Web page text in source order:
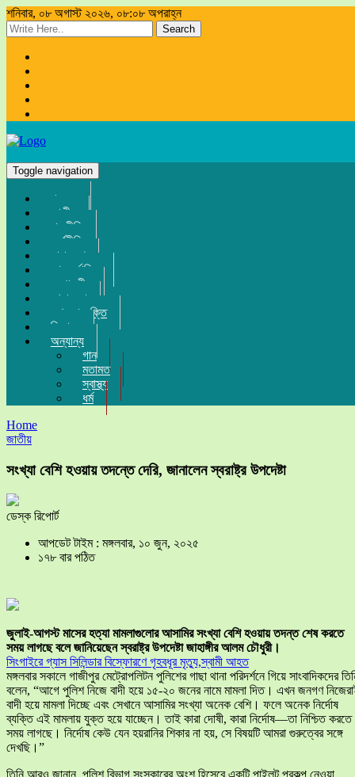
শনিবার, ০৮ অগাস্ট ২০২৬, ০৮:০৮ অপরাহ্ন
Search
Toggle navigation
প্রচ্ছদ
জাতীয়
রাজনীতি
অর্থনীতি
সারা দেশ
আন্তর্জাতিক
সম্পাদকীয়
খেলা-ধুলা
তথ্য-প্রযুক্তি
বিনোদন
অন্যান্য
গান
মতামত
স্বাস্থ্য
ধর্ম
Home
জাতীয়
সংখ্যা বেশি হওয়ায় তদন্তে দেরি, জানালেন স্বরাষ্ট্র উপদেষ্টা
ডেস্ক রিপোর্ট
আপডেট টাইম : মঙ্গলবার, ১০ জুন, ২০২৫
১৭৮ বার পঠিত
জুলাই-আগস্ট মাসের হত্যা মামলাগুলোর আসামির সংখ্যা বেশি হওয়ায় তদন্ত শেষ করতে
সময় লাগছে বলে জানিয়েছেন স্বরাষ্ট্র উপদেষ্টা জাহাঙ্গীর আলম চৌধুরী।
সিংগাইরে গ্যাস সিলিন্ডার বিস্ফোরণে গৃহবধূর মৃত্যু,স্বামী আহত
মঙ্গলবার সকালে গাজীপুর মেট্রোপলিটন পুলিশের গাছা থানা পরিদর্শনে গিয়ে সাংবাদিকদের
বলেন, “আগে পুলিশ নিজে বাদী হয়ে ১৫-২০ জনের নামে মামলা দিত। এখন জনগণ
বাদী হয়ে মামলা দিচ্ছে এবং সেখানে আসামির সংখ্যা অনেক বেশি। ফলে অনেক নির্দোষ
ব্যক্তি এই মামলায় যুক্ত হয়ে যাচ্ছেন। তাই কারা দোষী, কারা নির্দোষ—তা নিশ্চিত করতে
সময় লাগছে। নির্দোষ কেউ যেন হয়রানির শিকার না হয়, সে বিষয়টি আমরা গুরুত্বের সঙ্গে
দেখছি।”